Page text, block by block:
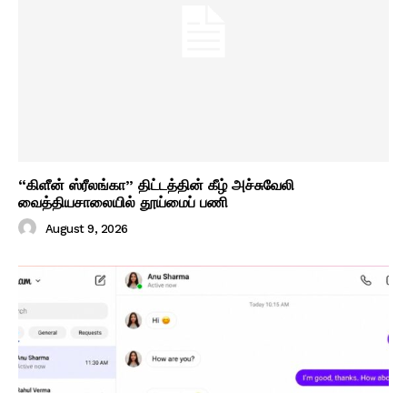
“கிளீன் ஸ்ரீலங்கா” திட்டத்தின் கீழ் அச்சுவேலி
வைத்தியசாலையில் தூய்மைப் பணி
August 9, 2026